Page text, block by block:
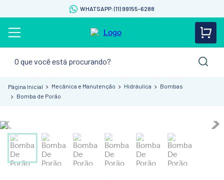
WHATSAPP: (11) 99155-6288
Mecânica e Manutenção Hidráulica
Bombas
Bomba de Porão